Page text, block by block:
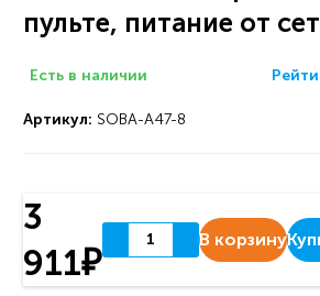
пульте, питание от
Есть в наличии
Артикул: SOBA-A47-8
3
911₽
В корзину